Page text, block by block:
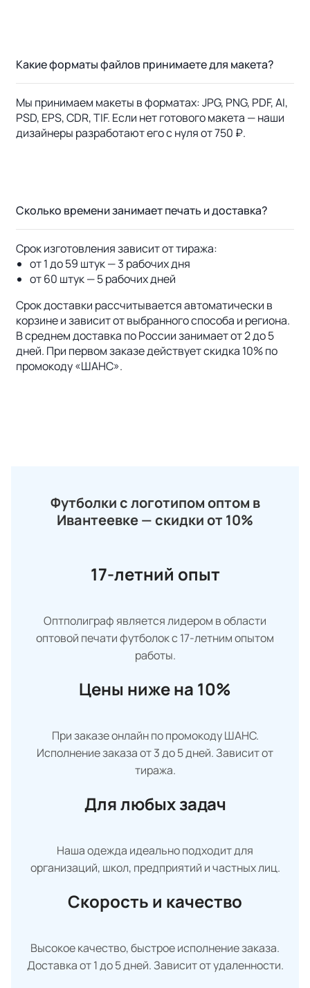
Какие форматы файлов принимаете для макета?
Мы принимаем макеты в форматах: JPG, PNG, PDF, AI,
PSD, EPS, CDR, TIF. Если нет готового макета — наши
дизайнеры разработают его с нуля от 750 ₽.
Сколько времени занимает печать и доставка?
Срок изготовления зависит от тиража:
от 1 до 59 штук — 3 рабочих дня
от 60 штук — 5 рабочих дней
Срок доставки рассчитывается автоматически в
корзине и зависит от выбранного способа и региона.
В среднем доставка по России занимает от 2 до 5
дней. При первом заказе действует скидка 10% по
промокоду «ШАНС».
Футболки с логотипом оптом в
Ивантеевке — скидки от 10%
17-летний опыт
Оптполиграф является лидером в области
оптовой печати футболок с 17-летним опытом
работы.
Цены ниже на 10%
При заказе онлайн по промокоду ШАНС.
Исполнение заказа от 3 до 5 дней. Зависит от
тиража.
Для любых задач
Наша одежда идеально подходит для
организаций, школ, предприятий и частных лиц.
Скорость и качество
Высокое качество, быстрое исполнение заказа.
Доставка от 1 до 5 дней. Зависит от удаленности.